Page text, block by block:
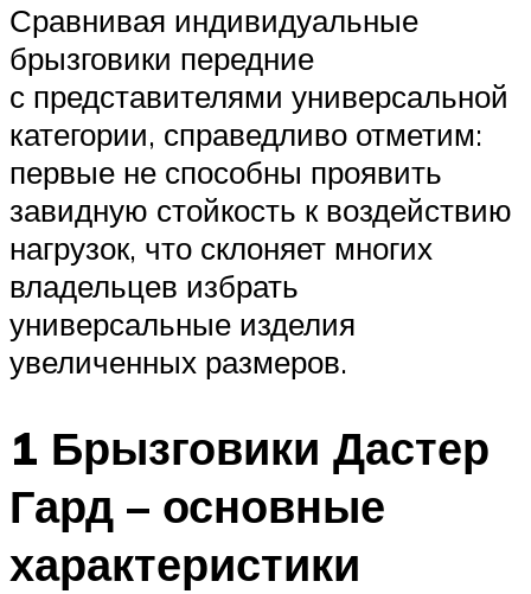
Сравнивая индивидуальные
брызговики передние
с представителями универсальной
категории, справедливо отметим:
первые не способны проявить
завидную стойкость к воздействию
нагрузок, что склоняет многих
владельцев избрать
универсальные изделия
увеличенных размеров.
1 Брызговики Дастер
Гард – основные
характеристики